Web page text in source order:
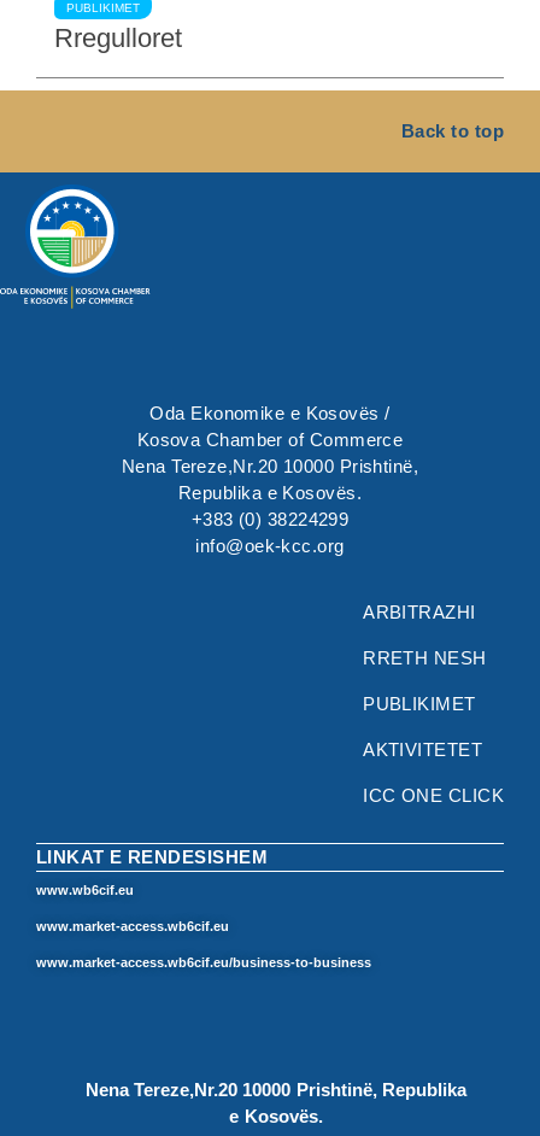
PUBLIKIMET
Rregulloret
Back to top
Oda Ekonomike e Kosovës /
Kosova Chamber of Commerce
Nena Tereze,Nr.20 10000 Prishtinë,
Republika e Kosovës.
+383 (0) 38224299
info@oek-kcc.org
ARBITRAZHI
RRETH NESH
PUBLIKIMET
AKTIVITETET
ICC ONE CLICK
LINKAT E RENDESISHEM
www.wb6cif.eu
www.market-access.wb6cif.eu
www.market-access.wb6cif.eu/business-to-business
Nena Tereze,Nr.20 10000 Prishtinë, Republika
e Kosovës.